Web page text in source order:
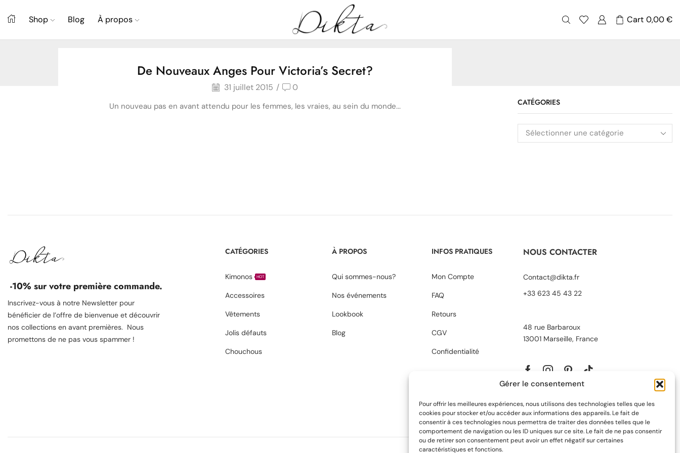
Gérer le consentement
Pour offrir les meilleures expériences, nous utilisons des technologies telles que les
cookies pour stocker et/ou accéder aux informations des appareils. Le fait de
consentir à ces technologies nous permettra de traiter des données telles que le
comportement de navigation ou les ID uniques sur ce site. Le fait de ne pas consentir
ou de retirer son consentement peut avoir un effet négatif sur certaines
caractéristiques et fonctions.
Shop Blog À propos Cart 0,00€
De Nouveaux Anges Pour Victoria’s Secret?
31 juillet 2015 / 0
Un nouveau pas en avant attendu pour les femmes, les vraies, au sein du monde... CATÉGORIES
-10% sur votre première commande.
Inscrivez-vous à notre Newsletter pour
bénéficier de l’offre de bienvenue et découvrir
nos collections en avant premières. Nous
promettons de ne pas vous spammer !
CATÉGORIES
Kimonos HOT
Accessoires
Vêtements
Jolis défauts
Chouchous
À PROPOS
Qui sommes-nous?
Nos événements
Lookbook
Blog
INFOS PRATIQUES
Mon Compte
FAQ
Retours
CGV
Confidentialité
NOUS CONTACTER
Contact@dikta.fr
+33 623 45 43 22
48 rue Barbaroux
13001 Marseille, France